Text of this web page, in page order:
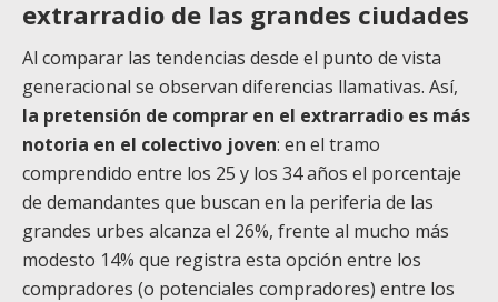
extrarradio de las grandes ciudades
Al comparar las tendencias desde el punto de vista
generacional se observan diferencias llamativas. Así,
la pretensión de comprar en el extrarradio es más
notoria en el colectivo joven: en el tramo
comprendido entre los 25 y los 34 años el porcentaje
de demandantes que buscan en la periferia de las
grandes urbes alcanza el 26%, frente al mucho más
modesto 14% que registra esta opción entre los
compradores (o potenciales compradores) entre los